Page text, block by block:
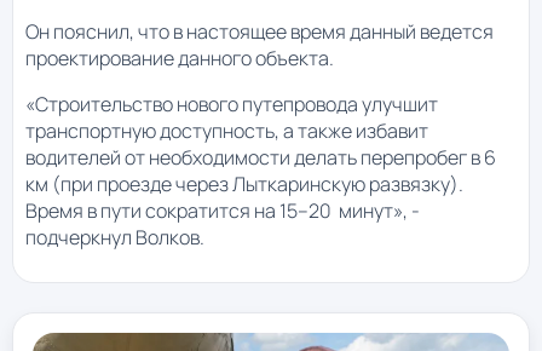
Он пояснил, что в настоящее время данный ведется
проектирование данного объекта.
«Строительство нового путепровода улучшит
транспортную доступность, а также избавит
водителей от необходимости делать перепробег в 6
км (при проезде через Лыткаринскую развязку).
Время в пути сократится на 15–20 минут», -
подчеркнул Волков.